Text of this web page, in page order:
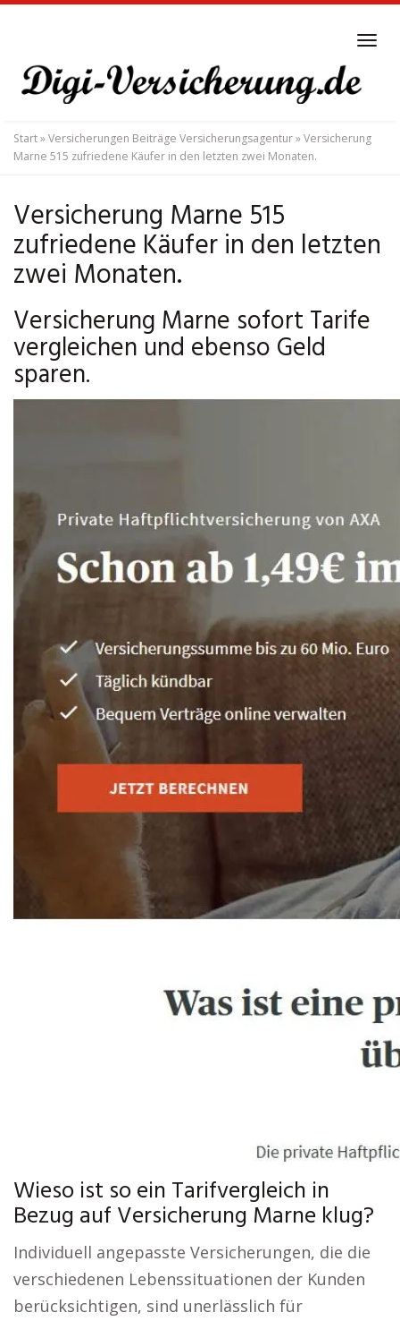
main
content
Start»Versicherungen Beiträge Versicherungsagentur»Versicherung
Marne 515 zufriedene Käufer in den letzten zwei Monaten.
Versicherung Marne 515
zufriedene Käufer in den letzten
zwei Monaten.
Versicherung Marne sofort Tarife
vergleichen und ebenso Geld
sparen.
Wieso ist so ein Tarifvergleich in
Bezug auf Versicherung Marne klug?
Individuell angepasste Versicherungen, die die
verschiedenen Lebenssituationen der Kunden
berücksichtigen, sind unerlässlich für